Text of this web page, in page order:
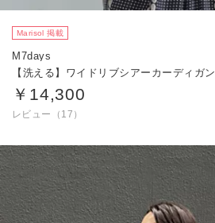
Marisol 掲載
M7days
【洗える】ワイドリブシアーカーディガン
￥14,300
レビュー（17）